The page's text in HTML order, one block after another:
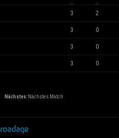
3 2
3 0
3 0
3 0
Nächstes: Nächstes Match